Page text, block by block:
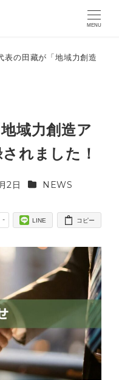
MENU
表の田藏が「地域力創造
域力創造ア
れました！
2日 カテゴリー
NEWS
- LINE コピー